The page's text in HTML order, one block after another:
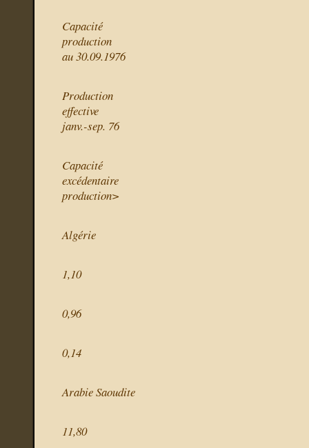
Capacité
production
au 30.09.1976
Production
effective
janv.-sep. 76
Capacité
excédentaire
production>
Algérie
1,10
0,96
0,14
Arabie Saoudite
11,80